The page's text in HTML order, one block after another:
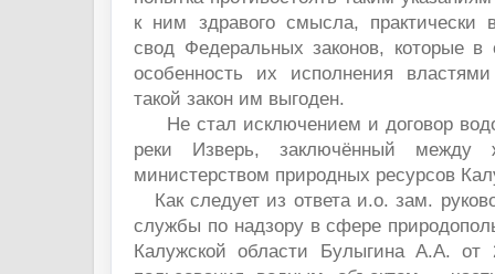
к ним здравого смысла, практически
свод Федеральных законов, которые
особенность их исполнения
такой закон им выгоден.
Не стал исключением и договор
реки Изверь, заключённый
министерством природных ресурсов
Как следует из ответа и.о. зам.
службы по надзору в сфере
Калужской области Булыгина А.А. от